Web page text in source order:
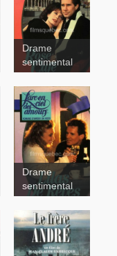
Rose Café
Shades of
Love
Drame
sentimental
Drame
sentimental